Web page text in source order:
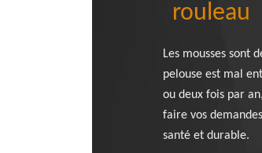
rouleau
Les mousses sont
pelouse est mal
ou deux fois par
faire vos
santé et durable.